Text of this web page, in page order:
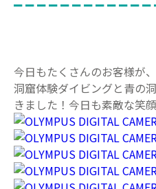
今日もたくさんのお客様が
洞窟体験ダイビングと青の
きました！今日も素敵な笑